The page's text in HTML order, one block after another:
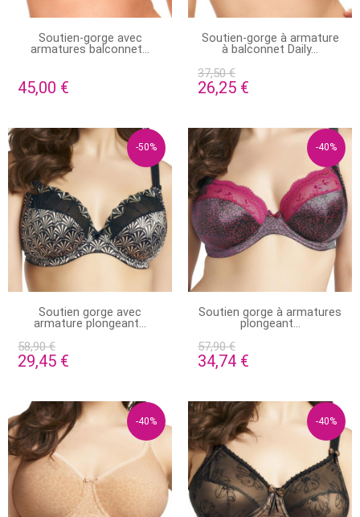
EN STOCK
Soutien-gorge avec
armatures balconnet...
45,00 €
PRODUIT DISPONIBLE AVEC
D'AUTRES OPTIONS
Soutien-gorge à armature
à balconnet Daily...
37,50 €
26,25 €
-50%
STOCK ÉPUISÉ
Soutien gorge avec
armature plongeant...
58,90 €
29,45 €
-40%
EN STOCK
Soutien gorge à armatures
plongeant...
57,90 €
34,74 €
-40% -40%